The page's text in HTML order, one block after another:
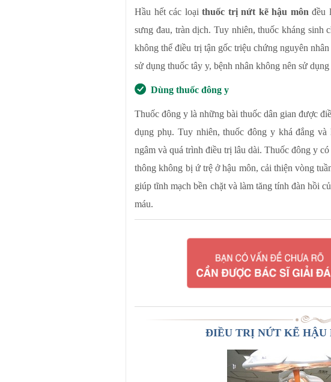
Hầu hết các loạithuốc trị nứt kẽ hậu môn đều
sưng đau, tràn dịch. Tuy nhiên, thuốc kháng sinh
không thể điều trị tận gốc triệu chứng nguyên
sử dụng thuốc tây y, bệnh nhân không nên sử
Dùng thuốc đông y
Thuốc đông y là những bài thuốc dân gian được
dụng phụ. Tuy nhiên, thuốc đông y khá đắng
ngâm và quá trình điều trị lâu dài. Thuốc đông y
thông không bị ứ trệ ở hậu môn, cải thiện vòng
giúp tĩnh mạch bền chặt và làm tăng tính đàn hồi
máu.
ĐIỀU TRỊ NỨT KẼ HẬU